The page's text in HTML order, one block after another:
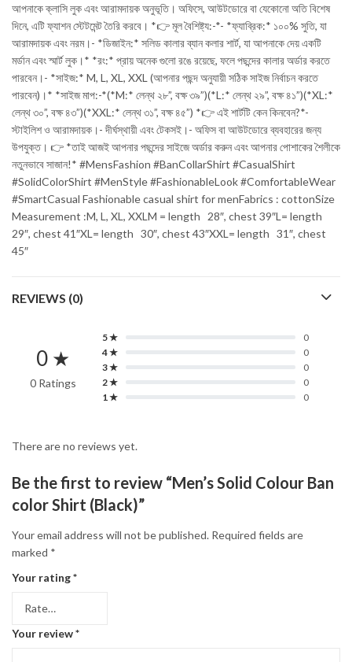
আপনাকে ক্লাসি লুক এবং আরামদায়ক অনুভূতি। অফিসে, আউটডোরে বা যেকোনো অতি বিশেষ
দিনে, এটি ফ্যাশন স্টেটমেন্ট তৈরি করবে। *👉 মূল বৈশিষ্ট্য:-*- *ফ্যাব্রিক:* ১০০% সুতি, যা
আরামদায়ক এবং নরম।- *ডিজাইন:* সলিড কালার ব্যান কলার শার্ট, যা আপনাকে দেয় একটি
মর্ডান এবং স্মার্ট লুক।* *রং:* প্রায় অনেক গুলো রঙে রয়েছে, ফলে পছন্দের কালার অর্ডার করতে
পারবেন।- *সাইজ:* M, L, XL, XXL (আপনার পছন্দ অনুযায়ী সঠিক সাইজ নির্বাচন করতে
পারবেন)।* *সাইজ মাপ:-*(*M:* লেন্থ ২৮”, বক্ষ ৩৯”)(*L:* লেন্থ ২৯”, বক্ষ ৪১”)(*XL:*
লেন্থ ৩০”, বক্ষ ৪৩”)(*XXL:* লেন্থ ৩১”, বক্ষ ৪৫”) *👉 এই শার্টটি কেন কিনবেন?*-
স্টাইলিশ ও আরামদায়ক।- দীর্ঘস্থায়ী এবং টেকসই।- অফিস বা আউটডোরে ব্যবহারের জন্য
উপযুক্ত। 👉 *তাই আজই আপনার পছন্দের সাইজে অর্ডার করুন এবং আপনার পোশাকের শৈলীকে
নতুনভাবে সাজান!* #MensFashion #BanCollarShirt #CasualShirt
#SolidColorShirt #MenStyle #FashionableLook #ComfortableWear
#SmartCasual Fashionable casual shirt for menFabrics : cottonSize
Measurement :M, L, XL, XXLM = length 28″, chest 39″L= length
29″, chest 41″XL= length 30″, chest 43″XXL= length 31″, chest
45″
REVIEWS (0)
0 ★
0 Ratings
5 ★
0
4 ★
0
3 ★
0
2 ★
0
1 ★
0
There are no reviews yet.
Be the first to review “Men’s Solid Colour Ban
color Shirt (Black)”
Your email address will not be published. Required fields are
marked *
Your rating*
Your review*